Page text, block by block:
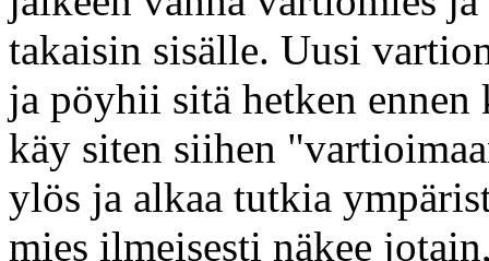
takaisin sisälle. Uusi
ja pöyhii sitä hetken
käy siten siihen
ylös ja alkaa tutkia
mies ilmeisesti näkee